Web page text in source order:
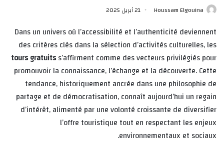
Houssam Elgouina 21 أبريل 2025
Dans un univers où l’accessibilité et l’authenticité deviennent
des critères clés dans la sélection d’activités culturelles, les
tours gratuitss’affirment comme des vecteurs privilégiés pour
promouvoir la connaissance, l’échange et la découverte. Cette
tendance, historiquement ancrée dans une philosophie de
partage et de démocratisation, connaît aujourd’hui un regain
d’intérêt, alimenté par une volonté croissante de diversifier
l’offre touristique tout en respectant les enjeux
environnementaux et sociaux.